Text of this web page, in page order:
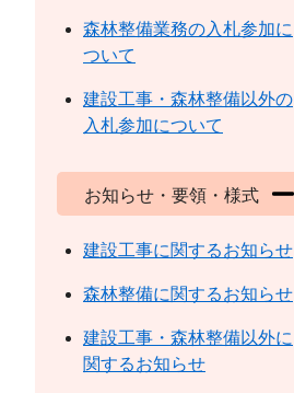
森林整備業務の入札参加に
ついて
建設工事・森林整備以外の
入札参加について
お知らせ・要領・様式
建設工事に関するお知らせ
森林整備に関するお知らせ
建設工事・森林整備以外に
関するお知らせ